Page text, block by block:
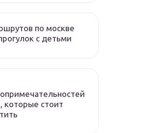
по москве
с детьми
которые стоит